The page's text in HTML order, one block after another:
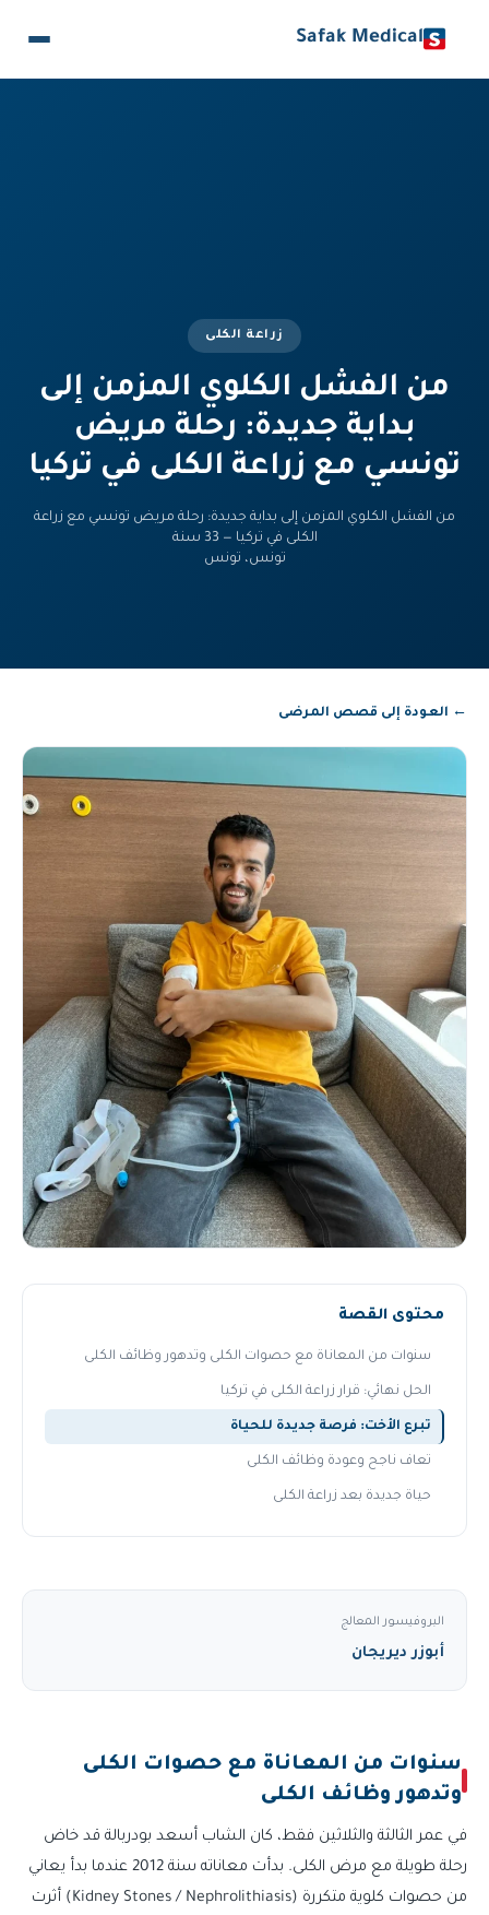
Safak Medical
زراعة الكلى
من الفشل الكلوي المزمن إلى
بداية جديدة: رحلة مريض
تونسي مع زراعة الكلى في تركيا
من الفشل الكلوي المزمن إلى بداية جديدة: رحلة مريض تونسي مع زراعة
الكلى في تركيا — 33 سنة
تونس، تونس
← العودة إلى قصص المرضى
محتوى القصة
سنوات من المعاناة مع حصوات الكلى وتدهور وظائف الكلى
الحل نهائي: قرار زراعة الكلى في تركيا
تبرع الأخت: فرصة جديدة للحياة
تعاف ناجح وعودة وظائف الكلى
حياة جديدة بعد زراعة الكلى
البروفيسور المعالج
أبوزر ديريجان
سنوات من المعاناة مع حصوات الكلى
وتدهور وظائف الكلى
في عمر الثالثة والثلاثين فقط، كان الشاب أسعد بودربالة قد خاض
رحلة طويلة مع مرض الكلى. بدأت معاناته سنة 2012 عندما بدأ يعاني
من حصوات كلوية متكررة (Kidney Stones / Nephrolithiasis) أثرت